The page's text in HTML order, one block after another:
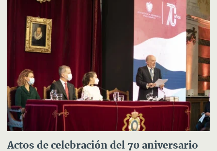
Actos de celebración del 70 aniversario